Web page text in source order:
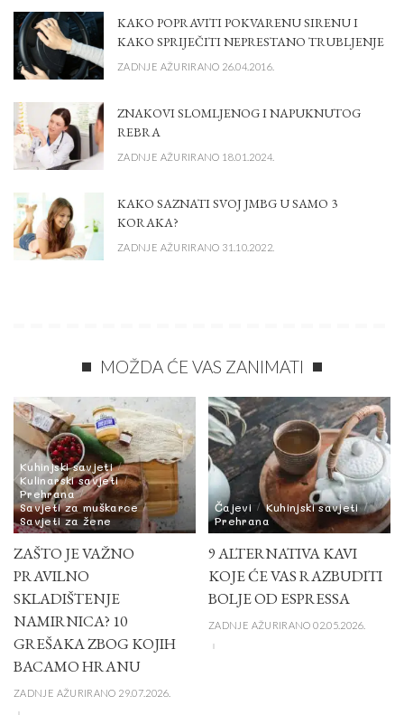
KAKO POPRAVITI POKVARENU SIRENU I
KAKO SPRIJEČITI NEPRESTANO TRUBLJENJE
ZADNJE AŽURIRANO 26.04.2016.
ZNAKOVI SLOMLJENOG I NAPUKNUTOG
REBRA
ZADNJE AŽURIRANO 18.01.2024.
KAKO SAZNATI SVOJ JMBG U SAMO 3
KORAKA?
ZADNJE AŽURIRANO 31.10.2022.
MOŽDA ĆE VAS ZANIMATI
Kuhinjski savjeti
Kulinarski savjeti
Prehrana
Savjeti za muškarce
Savjeti za žene
ZAŠTO JE VAŽNO
PRAVILNO
SKLADIŠTENJE
NAMIRNICA? 10
GREŠAKA ZBOG KOJIH
BACAMO HRANU
ZADNJE AŽURIRANO 29.07.2026.
Čajevi
Kuhinjski savjeti
Prehrana
9 ALTERNATIVA KAVI
KOJE ĆE VAS RAZBUDITI
BOLJE OD ESPRESSA
ZADNJE AŽURIRANO 02.05.2026.